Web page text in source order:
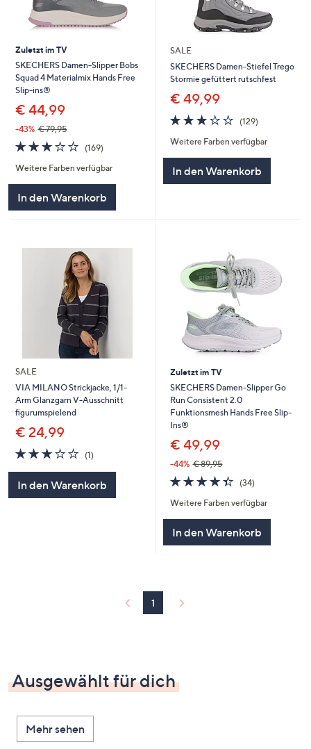
Zuletzt im TV
SKECHERS Damen-Slipper Bobs
Squad 4 Materialmix Hands Free
Slip-ins®
€ 44,99
-43% € 79,95
3.0
von
5
(169)
Weitere Farben verfügbar
In den Warenkorb
SALE
SKECHERS Damen-Stiefel Trego
Stormie gefüttert rutschfest
€ 49,99
3.0
von
5
(129)
Weitere Farben verfügbar
In den Warenkorb
SALE
VIA MILANO Strickjacke, 1/1-
Arm Glanzgarn V-Ausschnitt
figurumspielend
€ 24,99
3.0
von
(1)
In den Warenkorb
Zuletzt im TV
SKECHERS Damen-Slipper Go
Run Consistent 2.0
Funktionsmesh Hands Free Slip-
Ins®
€ 49,99
-44% € 89,95
4.3
von
5
(34)
Weitere Farben verfügbar
In den Warenkorb
1
Ausgewählt für dich
Mehr sehen